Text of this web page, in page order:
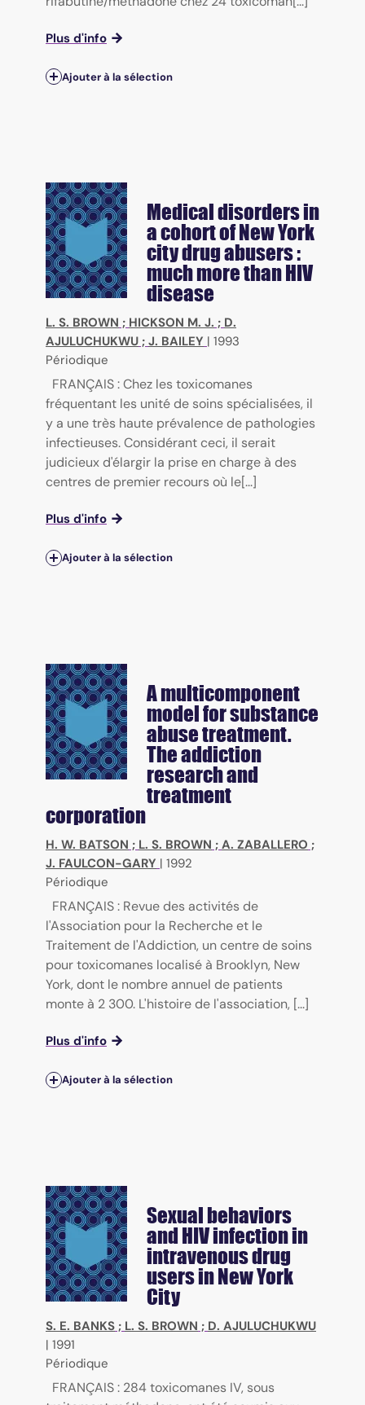
Plus d'info
Ajouter à la sélection
Medical disorders in
a cohort of New York
city drug abusers :
much more than HIV
disease
L. S. BROWN ; HICKSON M. J. ; D.
AJULUCHUKWU ; J. BAILEY | 1993
Périodique
FRANÇAIS : Chez les toxicomanes
fréquentant les unité de soins spécialisées, il
y a une très haute prévalence de pathologies
infectieuses. Considérant ceci, il serait
judicieux d'élargir la prise en charge à des
centres de premier recours où le[...]
Plus d'info
Ajouter à la sélection
A multicomponent
model for substance
abuse treatment.
The addiction
research and
treatment
corporation
H. W. BATSON ; L. S. BROWN ; A. ZABALLERO ;
J. FAULCON-GARY | 1992
Périodique
FRANÇAIS : Revue des activités de
l'Association pour la Recherche et le
Traitement de l'Addiction, un centre de soins
pour toxicomanes localisé à Brooklyn, New
York, dont le nombre annuel de patients
monte à 2 300. L'histoire de l'association, [...]
Plus d'info
Ajouter à la sélection
Sexual behaviors
and HIV infection in
intravenous drug
users in New York
City
S. E. BANKS ; L. S. BROWN ; D. AJULUCHUKWU
| 1991
Périodique
FRANÇAIS : 284 toxicomanes IV, sous